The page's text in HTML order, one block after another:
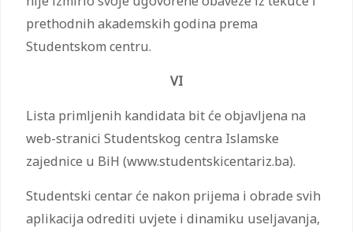
prethodnih akademskih godina prema
Studentskom centru.
VI
Lista primljenih kandidata bit će objavljena na
web-stranici Studentskog centra Islamske
zajednice u BiH (www.studentskicentariz.ba).
Studentski centar će nakon prijema i obrade svih
aplikacija odrediti uvjete i dinamiku useljavanja,